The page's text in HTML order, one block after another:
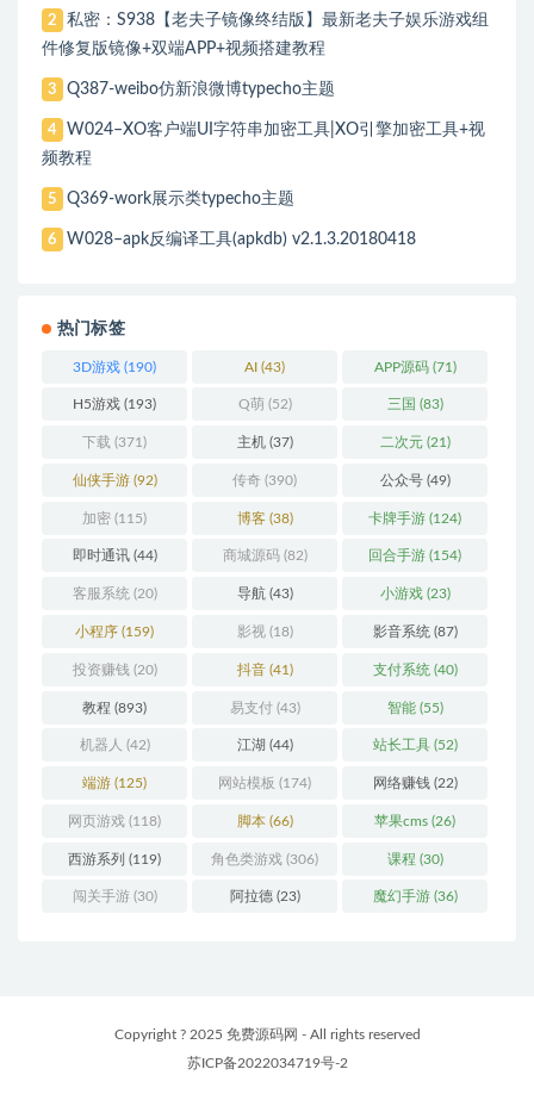
2
私密：S938【老夫子镜像终结版】最新老夫子娱乐游戏组
件修复版镜像+双端APP+视频搭建教程
3 Q387-weibo仿新浪微博typecho主题
4
W024–XO客户端UI字符串加密工具|XO引擎加密工具+视
频教程
5 Q369-work展示类typecho主题
6 W028–apk反编译工具(apkdb) v2.1.3.20180418
热门标签
3D游戏 (190) AI (43) APP源码(71)
H5游戏 (193) Q萌 (52) 三国 (83)
下载 (371) 主机(37) 二次元(21)
仙侠手游(92) 传奇 (390) 公众号(49)
加密 (115) 博客(38) 卡牌手游 (124)
即时通讯(44) 商城源码(82) 回合手游 (154)
客服系统 (20) 导航(43) 小游戏(23)
小程序 (159) 影视(18) 影音系统 (87)
投资赚钱 (20) 抖音(41) 支付系统 (40)
教程 (893) 易支付(43) 智能(55)
机器人 (42) 江湖 (44) 站长工具(52)
端游 (125) 网站模板 (174) 网络赚钱(22)
网页游戏 (118) 脚本(66) 苹果cms (26)
西游系列 (119) 角色类游戏 (306) 课程 (30)
闯关手游(30) 阿拉德(23) 魔幻手游(36)
Copyright ? 2025 免费源码网 - All rights reserved
苏ICP备2022034719号-2